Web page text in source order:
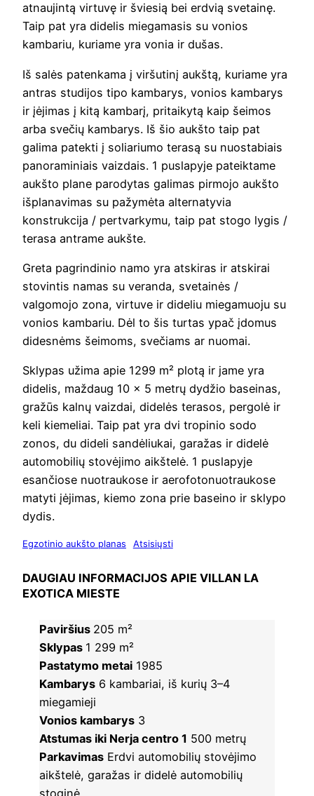
atnaujintą virtuvę ir šviesią bei erdvią svetainę.
Taip pat yra didelis miegamasis su vonios
kambariu, kuriame yra vonia ir dušas.
Iš salės patenkama į viršutinį aukštą, kuriame yra
antras studijos tipo kambarys, vonios kambarys
ir įėjimas į kitą kambarį, pritaikytą kaip šeimos
arba svečių kambarys. Iš šio aukšto taip pat
galima patekti į soliariumo terasą su nuostabiais
panoraminiais vaizdais. 1 puslapyje pateiktame
aukšto plane parodytas galimas pirmojo aukšto
išplanavimas su pažymėta alternatyvia
konstrukcija / pertvarkymu, taip pat stogo lygis /
terasa antrame aukšte.
Greta pagrindinio namo yra atskiras ir atskirai
stovintis namas su veranda, svetainės /
valgomojo zona, virtuve ir dideliu miegamuoju su
vonios kambariu. Dėl to šis turtas ypač įdomus
didesnėms šeimoms, svečiams ar nuomai.
Sklypas užima apie 1299 m² plotą ir jame yra
didelis, maždaug 10 x 5 metrų dydžio baseinas,
gražūs kalnų vaizdai, didelės terasos, pergolė ir
keli kiemeliai. Taip pat yra dvi tropinio sodo
zonos, du dideli sandėliukai, garažas ir didelė
automobilių stovėjimo aikštelė. 1 puslapyje
esančiose nuotraukose ir aerofotonuotraukose
matyti įėjimas, kiemo zona prie baseino ir sklypo
dydis.
Egzotinio aukšto planas Atsisiųsti
DAUGIAU INFORMACIJOS APIE VILLAN LA
EXOTICA MIESTE
Paviršius 205 m²
Sklypas 1 299 m²
Pastatymo metai 1985
Kambarys 6 kambariai, iš kurių 3–4
miegamieji
Vonios kambarys 3
Atstumas iki Nerja centro 1 500 metrų
Parkavimas Erdvi automobilių stovėjimo
aikštelė, garažas ir didelė automobilių
stoginė